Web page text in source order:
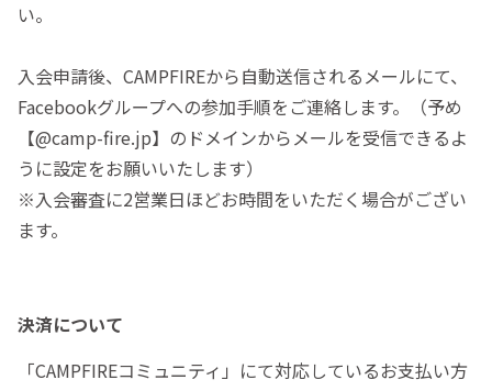
い。
入会申請後、CAMPFIREから自動送信されるメールにて、
Facebookグループへの参加手順をご連絡します。（予め
【@camp-fire.jp】のドメインからメールを受信できるよ
うに設定をお願いいたします）
※入会審査に2営業日ほどお時間をいただく場合がござい
ます。
決済について
「CAMPFIREコミュニティ」にて対応しているお支払い方